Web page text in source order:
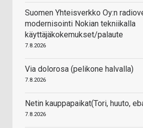
Suomen Yhteisverkko Oy:n
modernisointi Nokian tekniikalla
käyttäjäkokemukset/palaute
7.8.2026
Via dolorosa (pelikone halvalla)
7.8.2026
Netin kauppapaikat(Tori, huuto,
7.8.2026